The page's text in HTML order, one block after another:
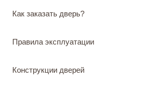
Как заказать дверь?
Правила эксплуатации
Конструкции дверей